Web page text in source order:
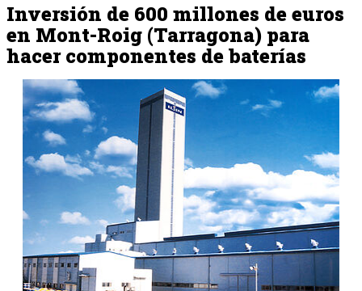
Inversión de 600 millones de euros
en Mont-Roig (Tarragona) para
hacer componentes de baterías